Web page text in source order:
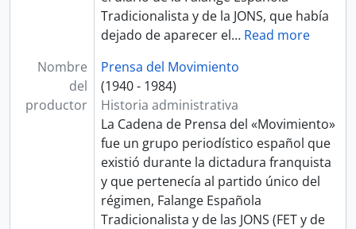
Tradicionalista y de la JONS, que había
dejado de aparecer el… Read more
Nombre
del
productor
Prensa del Movimiento
(1940 - 1984)
Historia administrativa
La Cadena de Prensa del «Movimiento»​
fue un grupo periodístico español que
existió durante la dictadura franquista
y que pertenecía al partido único del
régimen, Falange Española
Tradicionalista y de las JONS (FET y de